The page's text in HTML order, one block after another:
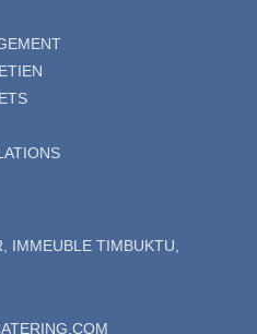
IMMEUBLE TIMBUKTU,